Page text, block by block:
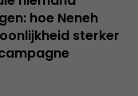
hoe Neneh
sterker